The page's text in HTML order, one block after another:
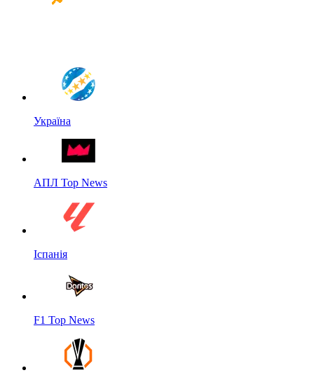
Україна
АПЛ Top News
Іспанія
F1 Top News